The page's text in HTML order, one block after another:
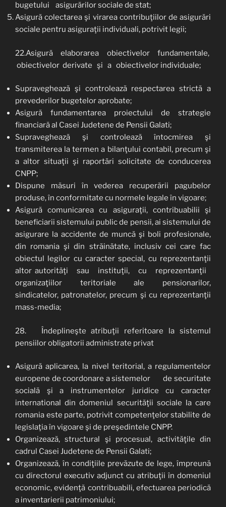
bugetului asigurărilor sociale de stat;
Asigură colectarea şi virarea contribuţiilor de asigurări
sociale pentru asiguraţii individuali, potrivit legii;
22.Asigură elaborarea obiectivelor fundamentale,
obiectivelor derivate şi a obiectivelor individuale;
Supraveghează şi controlează respectarea strictă a
prevederilor bugetelor aprobate;
Asigură fundamentarea proiectului de strategie
financiară al Casei Judetene de Pensii Galati;
Supraveghează şi controlează întocmirea şi
transmiterea la termen a bilanţului contabil, precum şi
a altor situaţii şi raportări solicitate de conducerea
CNPP;
Dispune măsuri în vederea recuperării pagubelor
produse, în conformitate cu normele legale în vigoare;
Asigură comunicarea cu asiguraţii, contribuabilii şi
beneficiarii sistemului public de pensii, ai sistemului de
asigurare la accidente de muncă şi boli profesionale,
din romania şi din străinătate, inclusiv cei care fac
obiectul legilor cu caracter special, cu reprezentanţii
altor autorităţi sau instituţii, cu reprezentanţii
organizaţiilor teritoriale ale pensionarilor,
sindicatelor, patronatelor, precum şi cu reprezentanţii
mass-media;
28. Îndeplineşte atribuţii referitoare la sistemul
pensiilor obligatorii administrate privat
Asigură aplicarea, la nivel teritorial, a regulamentelor
europene de coordonare a sistemelor de securitate
socială şi a instrumentelor juridice cu caracter
international din domeniul securităţii sociale la care
romania este parte, potrivit competenţelor stabilite de
legislaţia în vigoare şi de preşedintele CNPP.
Organizează, structural şi procesual, activităţile din
cadrul Casei Judetene de Pensii Galati;
Organizează, în condiţiile prevăzute de lege, împreună
cu directorul executiv adjunct cu atribuţii în domeniul
economic, evidenţă contribuabili, efectuarea periodică
a inventarierii patrimoniului;